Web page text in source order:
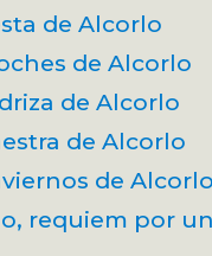
de Alcorlo
de Alcorlo
de Alcorlo
de Alcorlo
de Alcorlo
requiem por